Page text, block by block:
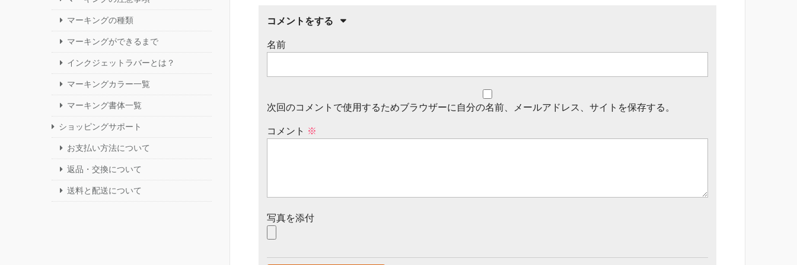
コメントをする
名前
次回のコメントで使用するためブラウザーに自分の名前、メールアドレス、サイトを保存する。
コメント ※
写真を添付
マーキングの種類
マーキングができるまで
インクジェットラバーとは？
マーキングカラー一覧
マーキング書体一覧
ショッピングサポート
お支払い方法について
返品・交換について
送料と配送について